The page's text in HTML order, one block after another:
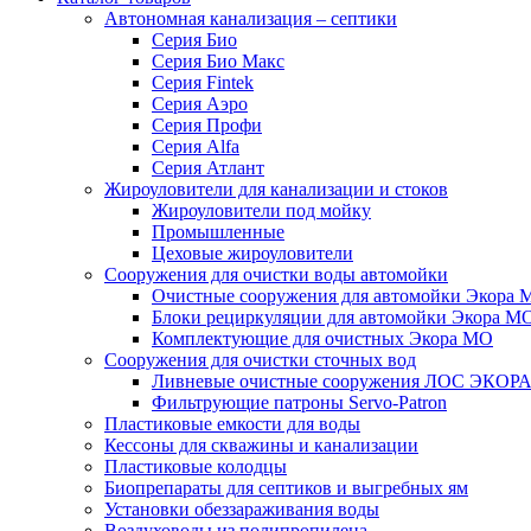
Автономная канализация – септики
Серия Био
Серия Био Макс
Серия Fintek
Серия Аэро
Серия Профи
Серия Alfa
Серия Атлант
Жироуловители для канализации и стоков
Жироуловители под мойку
Промышленные
Цеховые жироуловители
Сооружения для очистки воды автомойки
Очистные сооружения для автомойки Экора
Блоки рециркуляции для автомойки Экора
Комплектующие для очистных Экора МО
Сооружения для очистки сточных вод
Ливневые очистные сооружения ЛОС ЭКОРА
Фильтрующие патроны Servo-Patron
Пластиковые емкости для воды
Кессоны для скважины и канализации
Пластиковые колодцы
Биопрепараты для септиков и выгребных ям
Установки обеззараживания воды